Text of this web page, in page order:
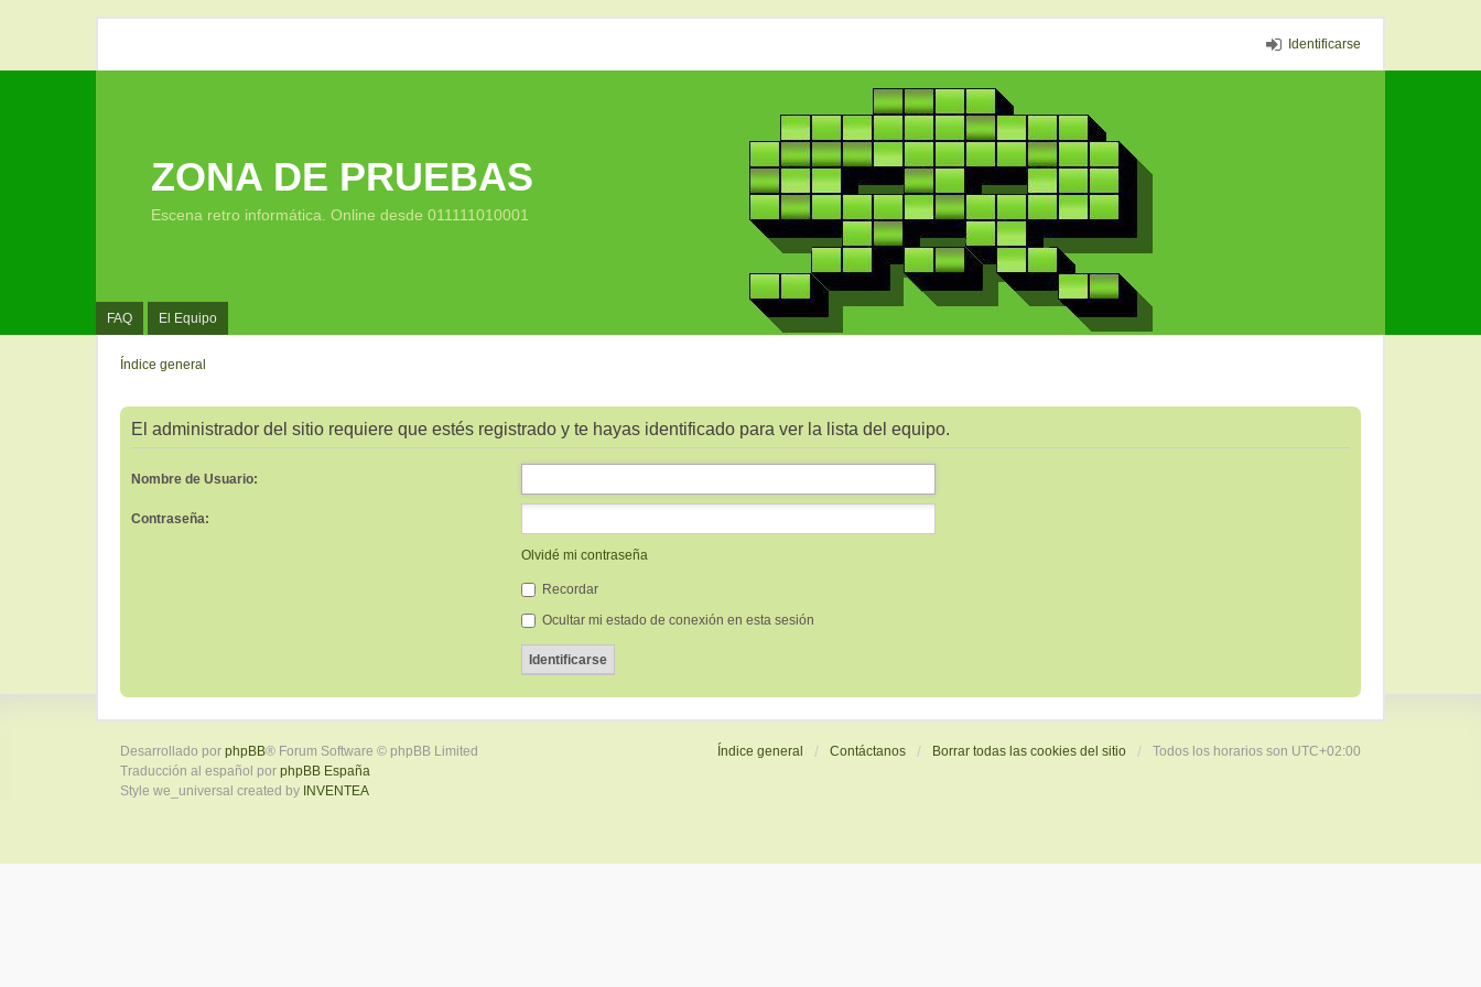
Identificarse
FAQ El Equipo
ZONA DE PRUEBAS
Escena retro informática. Online desde 011111010001
Índice general
El administrador del sitio requiere que estés registrado y te hayas identificado para ver la lista del equipo.
Nombre de Usuario:
Contraseña:
Olvidé mi contraseña
Recordar
Ocultar mi estado de conexión en esta sesión
Índice general Contáctanos Borrar todas las cookies del sitio Todos los horarios son UTC+02:00
Desarrollado por phpBB® Forum Software © phpBB Limited
Traducción al español por phpBB España
Style we_universal created by INVENTEA